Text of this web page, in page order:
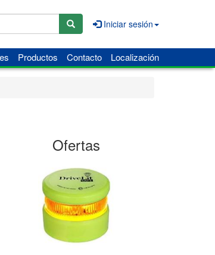
Iniciar sesión
Productos Contacto Localización
Ofertas